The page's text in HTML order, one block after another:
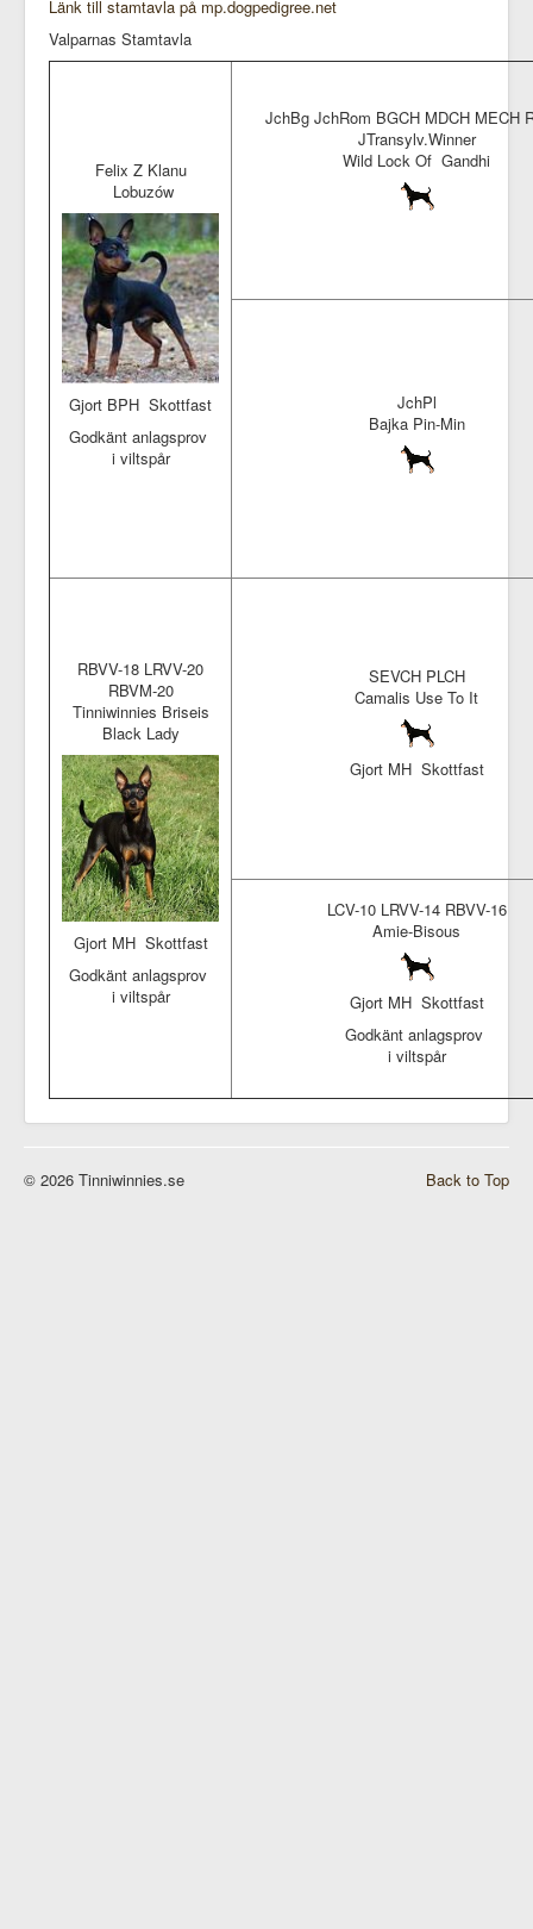
Länk till stamtavla på mp.dogpedigree.net
Valparnas Stamtavla
Felix Z Klanu
Lobuzów
Gjort BPH Skottfast
Godkänt anlagsprov
i viltspår
JchBg JchRom BGCH MDCH MECH
JTransylv.Winner
Wild Lock Of Gandhi
JchPl
Bajka Pin-Min
RBVV-18 LRVV-20
RBVM-20
Tinniwinnies Briseis
Black Lady
Gjort MH Skottfast
Godkänt anlagsprov
i viltspår
SEVCH PLCH
Camalis Use To It
Gjort MH Skottfast
LCV-10 LRVV-14 RBVV-16
Amie-Bisous
Gjort MH Skottfast
Godkänt anlagsprov
i viltspår
Back to Top
© 2026 Tinniwinnies.se